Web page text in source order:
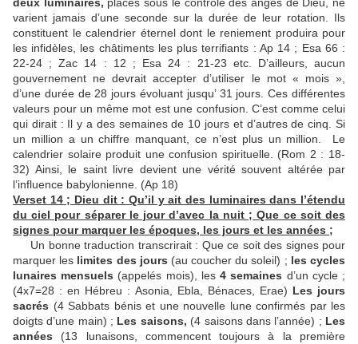
deux luminaires, placés sous le contrôle des anges de Dieu, ne
varient jamais d’une seconde sur la durée de leur rotation. Ils
constituent le calendrier éternel dont le reniement produira pour
les infidèles, les châtiments les plus terrifiants : Ap 14 ; Esa 66 :
22-24 ; Zac 14 : 12 ; Esa 24 : 21-23 etc. D’ailleurs, aucun
gouvernement ne devrait accepter d’utiliser le mot « mois »,
d’une durée de 28 jours évoluant jusqu’ 31 jours. Ces différentes
valeurs pour un même mot est une confusion. C’est comme celui
qui dirait : Il y a des semaines de 10 jours et d’autres de cinq. Si
un million a un chiffre manquant, ce n’est plus un million. Le
calendrier solaire produit une confusion spirituelle. (Rom 2 : 18-
32) Ainsi, le saint livre devient une vérité souvent altérée par
l’influence babylonienne. (Ap 18)
Verset 14 ; Dieu dit : Qu’il y ait des luminaires dans l’étendu
du ciel pour séparer le jour d’avec la nuit ; Que ce soit des
signes pour marquer les époques, les jours et les années ;
Un bonne traduction transcrirait : Que ce soit des signes pour
marquer les limites des jours (au coucher du soleil) ; les cycles
lunaires mensuels (appelés mois), les4 semaines d’un cycle ;
(4x7=28 : en Hébreu : Asonia, Ebla, Bénaces, Erae) Les jours
sacrés (4 Sabbats bénis et une nouvelle lune confirmés par les
doigts d’une main) ; Les saisons, (4 saisons dans l’année) ; Les
années (13 lunaisons, commencent toujours à la première